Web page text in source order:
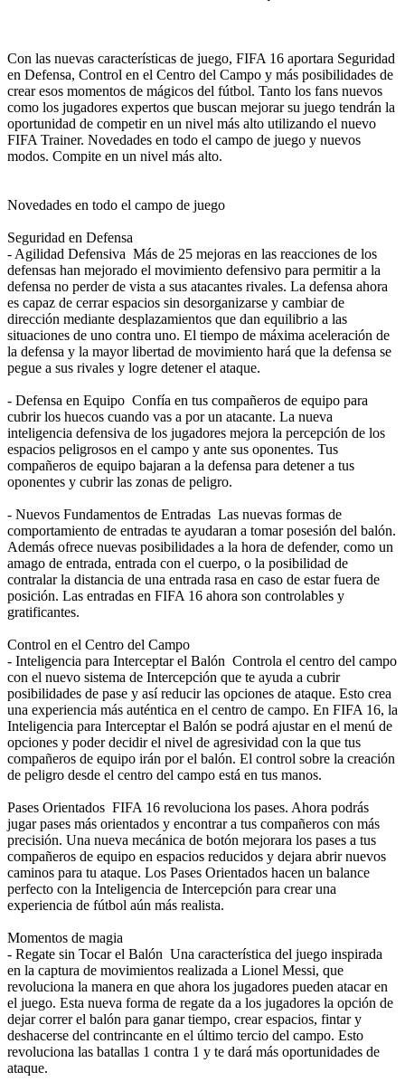
Con las nuevas características de juego, FIFA 16 aportara Seguridad
en Defensa, Control en el Centro del Campo y más posibilidades de
crear esos momentos de mágicos del fútbol. Tanto los fans nuevos
como los jugadores expertos que buscan mejorar su juego tendrán la
oportunidad de competir en un nivel más alto utilizando el nuevo
FIFA Trainer. Novedades en todo el campo de juego y nuevos
modos. Compite en un nivel más alto.
Novedades en todo el campo de juego
Seguridad en Defensa
- Agilidad Defensiva Más de 25 mejoras en las reacciones de los
defensas han mejorado el movimiento defensivo para permitir a la
defensa no perder de vista a sus atacantes rivales. La defensa ahora
es capaz de cerrar espacios sin desorganizarse y cambiar de
dirección mediante desplazamientos que dan equilibrio a las
situaciones de uno contra uno. El tiempo de máxima aceleración de
la defensa y la mayor libertad de movimiento hará que la defensa se
pegue a sus rivales y logre detener el ataque.
- Defensa en Equipo Confía en tus compañeros de equipo para
cubrir los huecos cuando vas a por un atacante. La nueva
inteligencia defensiva de los jugadores mejora la percepción de los
espacios peligrosos en el campo y ante sus oponentes. Tus
compañeros de equipo bajaran a la defensa para detener a tus
oponentes y cubrir las zonas de peligro.
- Nuevos Fundamentos de Entradas Las nuevas formas de
comportamiento de entradas te ayudaran a tomar posesión del balón.
Además ofrece nuevas posibilidades a la hora de defender, como un
amago de entrada, entrada con el cuerpo, o la posibilidad de
contralar la distancia de una entrada rasa en caso de estar fuera de
posición. Las entradas en FIFA 16 ahora son controlables y
gratificantes.
Control en el Centro del Campo
- Inteligencia para Interceptar el Balón Controla el centro del campo
con el nuevo sistema de Intercepción que te ayuda a cubrir
posibilidades de pase y así reducir las opciones de ataque. Esto crea
una experiencia más auténtica en el centro de campo. En FIFA 16, la
Inteligencia para Interceptar el Balón se podrá ajustar en el menú de
opciones y poder decidir el nivel de agresividad con la que tus
compañeros de equipo irán por el balón. El control sobre la creación
de peligro desde el centro del campo está en tus manos.
Pases Orientados FIFA 16 revoluciona los pases. Ahora podrás
jugar pases más orientados y encontrar a tus compañeros con más
precisión. Una nueva mecánica de botón mejorara los pases a tus
compañeros de equipo en espacios reducidos y dejara abrir nuevos
caminos para tu ataque. Los Pases Orientados hacen un balance
perfecto con la Inteligencia de Intercepción para crear una
experiencia de fútbol aún más realista.
Momentos de magia
- Regate sin Tocar el Balón Una característica del juego inspirada
en la captura de movimientos realizada a Lionel Messi, que
revoluciona la manera en que ahora los jugadores pueden atacar en
el juego. Esta nueva forma de regate da a los jugadores la opción de
dejar correr el balón para ganar tiempo, crear espacios, fintar y
deshacerse del contrincante en el último tercio del campo. Esto
revoluciona las batallas 1 contra 1 y te dará más oportunidades de
ataque.